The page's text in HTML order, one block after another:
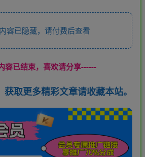
容已隐藏，请付费后查看
容已结束，喜欢请分享------
取更多精彩文章请收藏本站。